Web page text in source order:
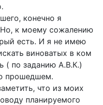
конечно я
Но, к моему сожалению
есть. И я не имею
виноватых в ком
( по заданию А.В.К.)
прошедшем.
что из моих
планируемого